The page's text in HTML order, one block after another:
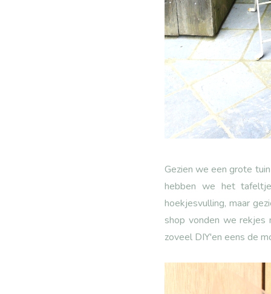
Gezien we een grote
hebben we het
hoekjesvulling, maar
shop vonden we rekjes
zoveel DIY'en eens de